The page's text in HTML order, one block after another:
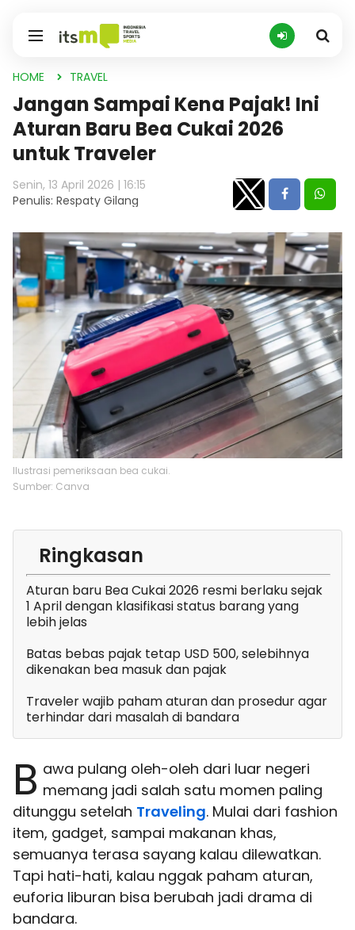
HOME TRAVEL
Jangan Sampai Kena Pajak! Ini
Aturan Baru Bea Cukai 2026
untuk Traveler
Senin, 13 April 2026 | 16:15
Penulis: Respaty Gilang
Ilustrasi pemeriksaan bea cukai.
Sumber: Canva
Ringkasan
Aturan baru Bea Cukai 2026 resmi berlaku sejak
1 April dengan klasifikasi status barang yang
lebih jelas
Batas bebas pajak tetap USD 500, selebihnya
dikenakan bea masuk dan pajak
Traveler wajib paham aturan dan prosedur agar
terhindar dari masalah di bandara
B awa pulang oleh-oleh dari luar negeri
memang jadi salah satu momen paling
ditunggu setelah Traveling. Mulai dari fashion
item, gadget, sampai makanan khas,
semuanya terasa sayang kalau dilewatkan.
Tapi hati-hati, kalau nggak paham aturan,
euforia liburan bisa berubah jadi drama di
bandara.